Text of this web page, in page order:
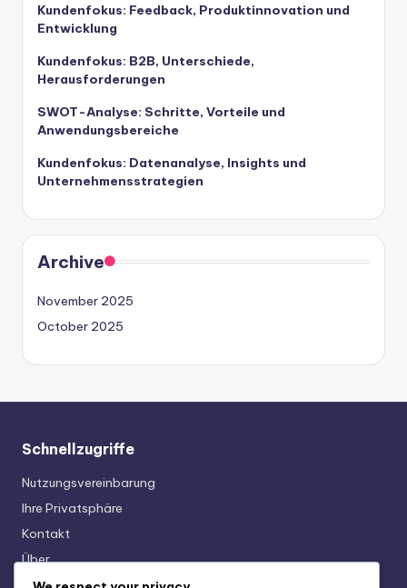
Kundenfokus: Feedback, Produktinnovation und
Entwicklung
Kundenfokus: B2B, Unterschiede,
Herausforderungen
SWOT-Analyse: Schritte, Vorteile und
Anwendungsbereiche
Kundenfokus: Datenanalyse, Insights und
Unternehmensstrategien
Archive
November 2025
October 2025
Schnellzugriffe
Nutzungsvereinbarung
Ihre Privatsphäre
Kontakt
Über
Cookies & Tracking